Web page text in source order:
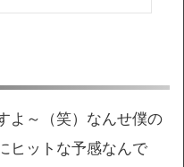
よ～（笑）なんせ僕の
ヒットな予感なんで